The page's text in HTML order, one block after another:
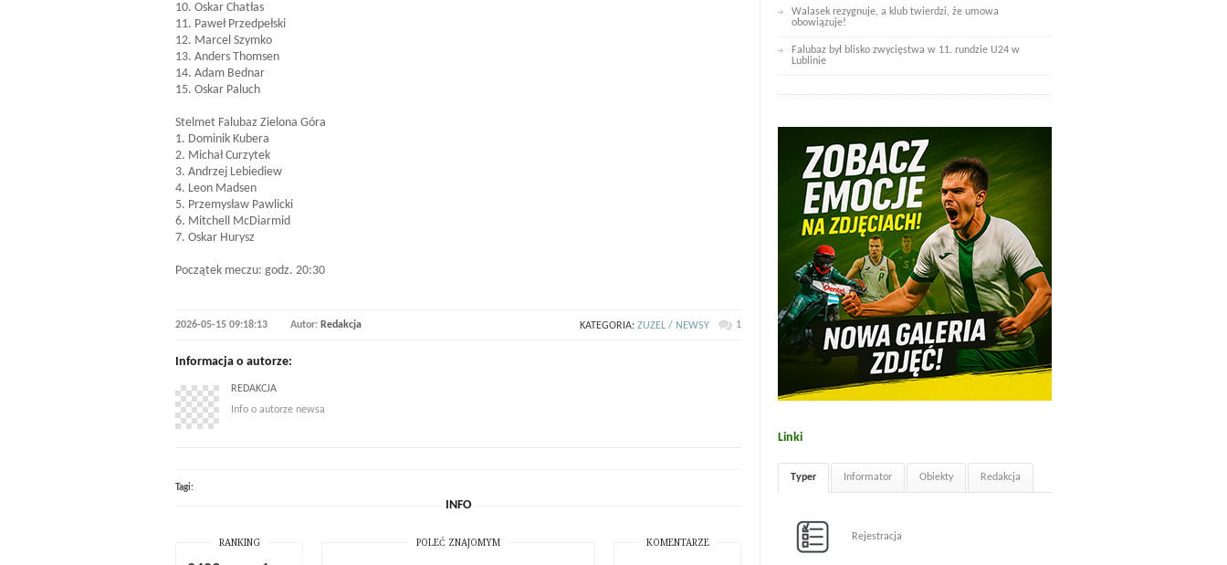
10. Oskar Chatłas
11. Paweł Przedpełski
12. Marcel Szymko
13. Anders Thomsen
14. Adam Bednar
15. Oskar Paluch
Stelmet Falubaz Zielona Góra
1. Dominik Kubera
2. Michał Curzytek
3. Andrzej Lebiediew
4. Leon Madsen
5. Przemysław Pawlicki
6. Mitchell McDiarmid
7. Oskar Hurysz
Początek meczu: godz. 20:30
2026-05-15 09:18:13 Autor: Redakcja KATEGORIA: ZUZEL / NEWSY 1
Informacja o autorze:
REDAKCJA
Info o autorze newsa
Tagi:
INFO
RANKING KOMENTARZE
POLEĆ ZNAJOMYM
Walasek rezygnuje, a klub twierdzi, że umowa
obowiązuje!
Falubaz był blisko zwycięstwa w 11. rundzie U24 w
Lublinie
Linki
Typer Informator Obiekty Redakcja
Rejestracja